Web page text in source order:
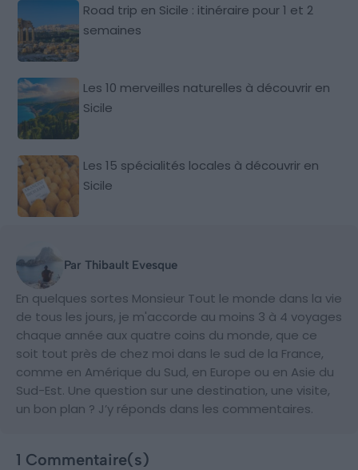
Road trip en Sicile : itinéraire pour 1 et 2
semaines
Les 10 merveilles naturelles à découvrir en
Sicile
Les 15 spécialités locales à découvrir en
Sicile
Par Thibault Evesque
En quelques sortes Monsieur Tout le monde dans la vie
de tous les jours, je m'accorde au moins 3 à 4 voyages
chaque année aux quatre coins du monde, que ce
soit tout près de chez moi dans le sud de la France,
comme en Amérique du Sud, en Europe ou en Asie du
Sud-Est. Une question sur une destination, une visite,
un bon plan ? J’y réponds dans les commentaires.
1 Commentaire(s)